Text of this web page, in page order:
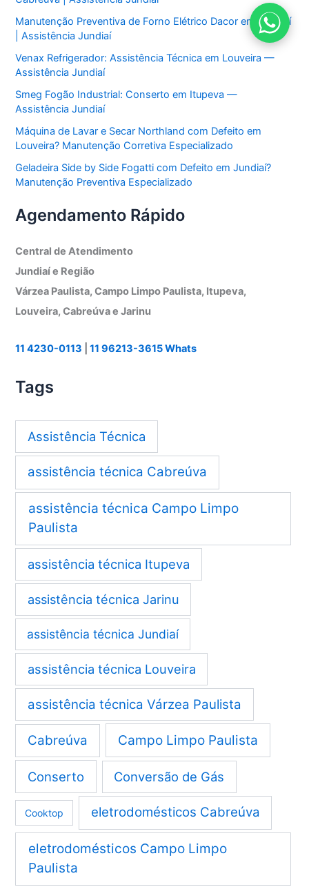
Manutenção Preventiva de Forno Elétrico Dacor em Jundiaí
| Assistência Jundiaí
Venax Refrigerador: Assistência Técnica em Louveira —
Assistência Jundiaí
Smeg Fogão Industrial: Conserto em Itupeva —
Assistência Jundiaí
Máquina de Lavar e Secar Northland com Defeito em
Louveira? Manutenção Corretiva Especializado
Geladeira Side by Side Fogatti com Defeito em Jundiaí?
Manutenção Preventiva Especializado
Agendamento Rápido
Central de Atendimento
Jundiaí e Região
Várzea Paulista, Campo Limpo Paulista, Itupeva,
Louveira, Cabreúva e Jarinu
11 4230-0113 |11 96213-3615 Whats
Tags
Assistência Técnica
assistência técnica Cabreúva
assistência técnica Campo Limpo
Paulista
assistência técnica Itupeva
assistência técnica Jarinu
assistência técnica Jundiaí
assistência técnica Louveira
assistência técnica Várzea Paulista
Cabreúva Campo Limpo Paulista
Conserto Conversão de Gás
Cooktop eletrodomésticos Cabreúva
eletrodomésticos Campo Limpo
Paulista